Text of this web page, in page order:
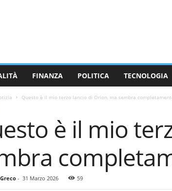
FINANZA POLITICA TECNOLOGIA
Questo è il mio terzo lancio di Orion, ma sembra
è il mio
- 31 Marzo 2026 59